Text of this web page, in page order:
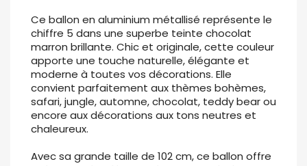
Ce ballon en aluminium métallisé représente le
chiffre 5 dans une superbe teinte chocolat
marron brillante. Chic et originale, cette couleur
apporte une touche naturelle, élégante et
moderne à toutes vos décorations. Elle
convient parfaitement aux thèmes bohèmes,
safari, jungle, automne, chocolat, teddy bear ou
encore aux décorations aux tons neutres et
chaleureux.
Avec sa grande taille de 102 cm, ce ballon offre